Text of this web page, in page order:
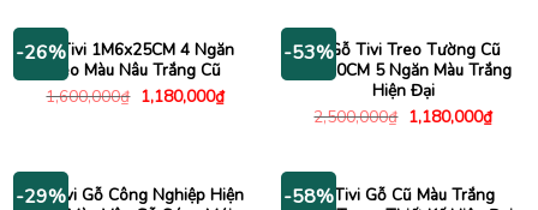
690,000₫.
-26%
Kệ Tivi 1M6x25CM 4 Ngăn
Kéo Màu Nâu Trắng Cũ
1,600,000₫ Giá
gốc
1,180,000₫Giá
hiện
-53%
Kệ Gỗ Tivi Treo Tường Cũ
2Mx30CM 5 Ngăn Màu Trắng
Hiện Đại
2,500,000₫ Giá
gốc
1,180,000₫Giá
hiện
-29%
Kệ Tivi Gỗ Công Nghiệp Hiện
-58%Kệ Tivi Gỗ Cũ Màu Trắng